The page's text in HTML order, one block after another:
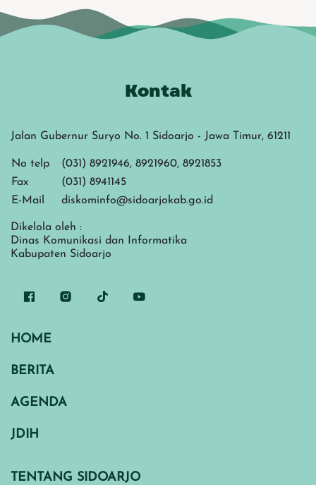
Kontak
Jalan Gubernur Suryo No. 1 Sidoarjo - Jawa Timur, 61211
No telp
(031) 8921946, 8921960, 8921853
Fax
(031) 8941145
E-Mail
diskominfo@sidoarjokab.go.id
Dikelola oleh :
Dinas Komunikasi dan Informatika
Kabupaten Sidoarjo
HOME
BERITA
AGENDA
JDIH
TENTANG SIDOARJO